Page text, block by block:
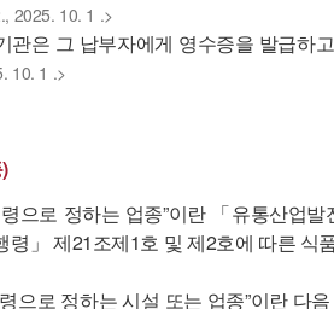
2025. 10. 1 .>
은 그 납부자에게 영수증을 발급하
10. 1 .>
으로 정하는 업종”이란 「유통산업
」 제21조제1호 및 제2호에 따른 식
으로 정하는 시설 또는 업종”이란 다